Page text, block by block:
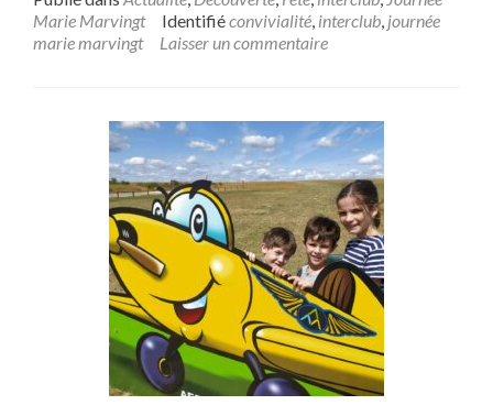
r
v
i
2
0
2
5
Marie Marvingt
Identifiéconvivialité, interclub, journée
marie marvingt
Laisser un commentaire